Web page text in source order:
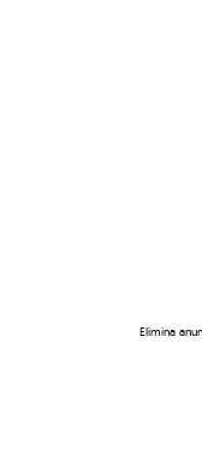
Elimina